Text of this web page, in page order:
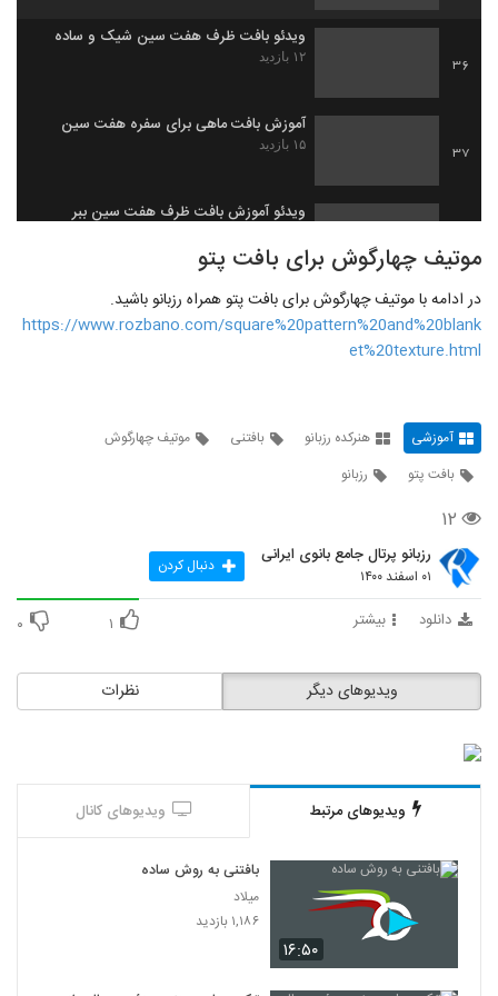
36
ویدئو بافت ظرف هفت سین شیک و ساده
۱۲ بازدید
37
آموزش بافت ماهی برای سفره هفت سین
۱۵ بازدید
ویدئو آموزش بافت ظرف هفت سین ببر
39
ویدئو آموزش بافت پیچ پنج تایی دومیل
۸ بازدید
آموزش کاشت سبزه آبشاری ریحان
۹ بازدید
45
ویدئو آموزش دانه کم کردن به روش ssk
۹ بازدید
موتیف چهارگوش برای بافت پتو
در ادامه با موتیف چهارگوش برای بافت پتو همراه رزبانو باشید.
https://www.rozbano.com/square%20pattern%20and%20blank
et%20texture.html
آموزشی هنرکده رزبانو بافتنی
موتیف چهارگوش
بافت پتو
رزبانو
۱۲
رزبانو پرتال جامع بانوی ایرانی
۰۱ اسفند ۱۴۰۰ دنبال کردن
دانلود بیشتر ۱ ۰
نظرات ویدیوهای دیگر
ویدیوهای مرتبط ویدیوهای کانال
۱۶:۵۰
بافتنی به روش ساده
میلاد
۱,۱۸۶ بازدید